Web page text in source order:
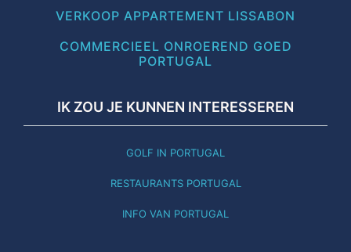
VERKOOP APPARTEMENT LISSABON
COMMERCIEEL ONROEREND GOED
PORTUGAL
IK ZOU JE KUNNEN INTERESSEREN
GOLF IN PORTUGAL
RESTAURANTS PORTUGAL
INFO VAN PORTUGAL